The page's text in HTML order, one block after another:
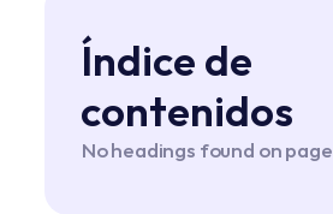
Índice de
contenidos
No headings found on page